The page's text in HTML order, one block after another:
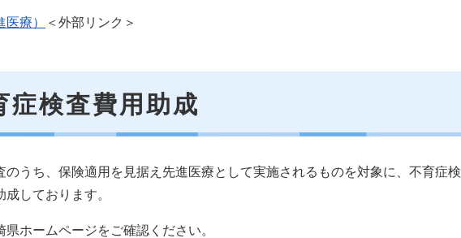
療） ＜外部リンク＞
症検査費用助成
のうち、保険適用を見据え先進医療として実施されるものを対象に、不育症検
しております。
ホームページをご確認ください。